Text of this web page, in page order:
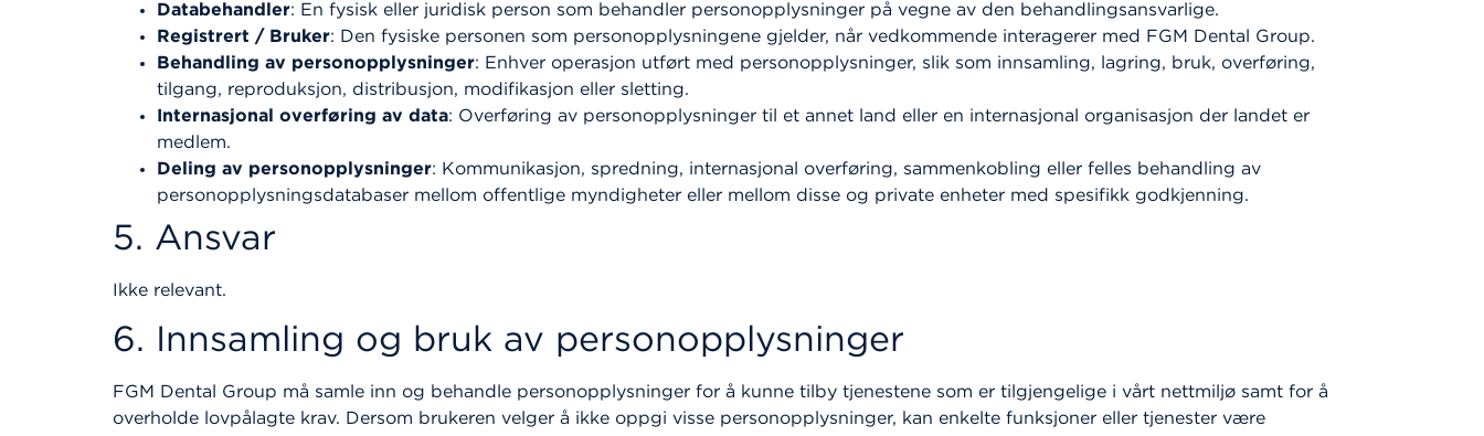
Databehandler: En fysisk eller juridisk person som behandler personopplysninger på vegne av den behandlingsansvarlige.
Registrert / Bruker: Den fysiske personen som personopplysningene gjelder, når vedkommende interagerer med FGM Dental Group.
Behandling av personopplysninger: Enhver operasjon utført med personopplysninger, slik som innsamling, lagring, bruk, overføring,
tilgang, reproduksjon, distribusjon, modifikasjon eller sletting.
Internasjonal overføring av data: Overføring av personopplysninger til et annet land eller en internasjonal organisasjon der landet er
medlem.
Deling av personopplysninger: Kommunikasjon, spredning, internasjonal overføring, sammenkobling eller felles behandling av
personopplysningsdatabaser mellom offentlige myndigheter eller mellom disse og private enheter med spesifikk godkjenning.
5. Ansvar
Ikke relevant.
6. Innsamling og bruk av personopplysninger
FGM Dental Group må samle inn og behandle personopplysninger for å kunne tilby tjenestene som er tilgjengelige i vårt nettmiljø samt for å
overholde lovpålagte krav. Dersom brukeren velger å ikke oppgi visse personopplysninger, kan enkelte funksjoner eller tjenester være